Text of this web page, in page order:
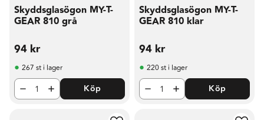
Skyddsglasögon MY-T-
GEAR 810 grå
94 kr
267 st i lager
Köp
Skyddsglasögon MY-T-
GEAR 810 klar
94 kr
220 st i lager
Köp